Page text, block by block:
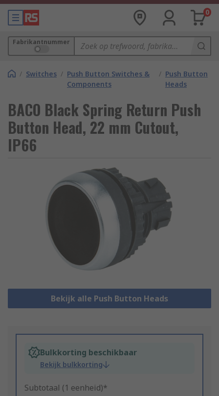
0
Fabrikantnummer
/ Switches / Push Button Switches &
Components
/ Push Button
Heads
BACO Black Spring Return Push
Button Head, 22 mm Cutout,
IP66
Bekijk alle Push Button Heads
Bulkkorting beschikbaar
Bekijk bulkkorting
Subtotaal (1 eenheid)*